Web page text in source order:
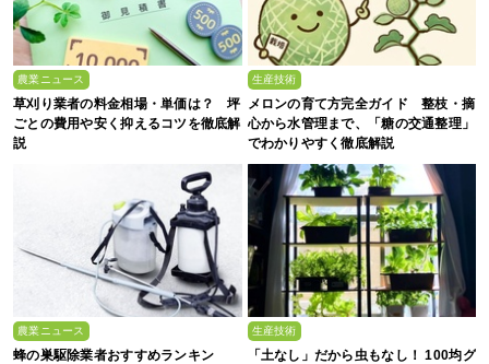
農業ニュース
草刈り業者の料金相場・単価は？ 坪
ごとの費用や安く抑えるコツを徹底解
説
生産技術
メロンの育て方完全ガイド 整枝・摘
心から水管理まで、「糖の交通整理」
でわかりやすく徹底解説
農業ニュース
蜂の巣駆除業者おすすめランキン
生産技術
「土なし」だから虫もなし！ 100均グ